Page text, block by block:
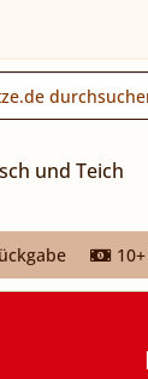
und Teich
10+